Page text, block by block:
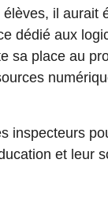
il
dédié aux
sa place au
inspecteurs
et leur